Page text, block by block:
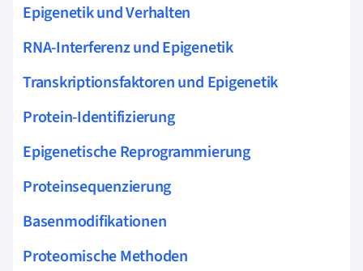
Epigenetik und Verhalten
RNA-Interferenz und Epigenetik
Transkriptionsfaktoren und Epigenetik
Protein-Identifizierung
Epigenetische Reprogrammierung
Proteinsequenzierung
Basenmodifikationen
Proteomische Methoden